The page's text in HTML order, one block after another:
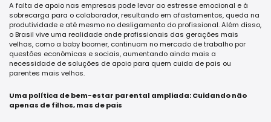
A falta de apoio nas empresas pode levar ao estresse emocional e à
sobrecarga para o colaborador, resultando em afastamentos, queda na
produtividade e até mesmo no desligamento do profissional. Além disso,
o Brasil vive uma realidade onde profissionais das gerações mais
velhas, como a baby boomer, continuam no mercado de trabalho por
questões econômicas e sociais, aumentando ainda mais a
necessidade de soluções de apoio para quem cuida de pais ou
parentes mais velhos.
Uma política de bem-estar parental ampliada: Cuidando não
apenas de filhos, mas de pais